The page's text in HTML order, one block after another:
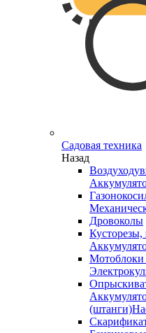
Садовая техника
Назад
Дровоколы
Кусторезы,
Мотоблоки
(штанги)